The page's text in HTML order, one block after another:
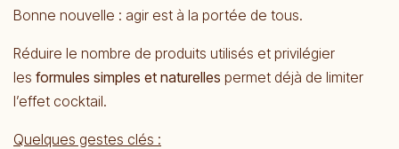
Bonne nouvelle : agir est à la portée de tous.
Réduire le nombre de produits utilisés et privilégier
les formules simples et naturelles permet déjà de limiter
l’effet cocktail.
Quelques gestes clés :